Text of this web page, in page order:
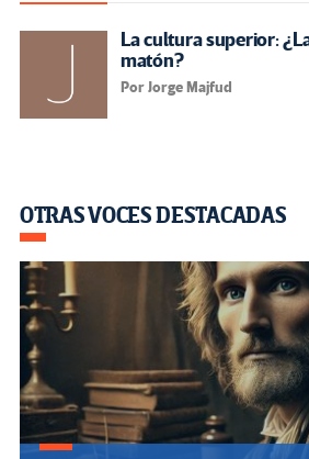
La cultura superior:
matón?
Por Jorge Majfud
OTRAS VOCES DESTACADAS